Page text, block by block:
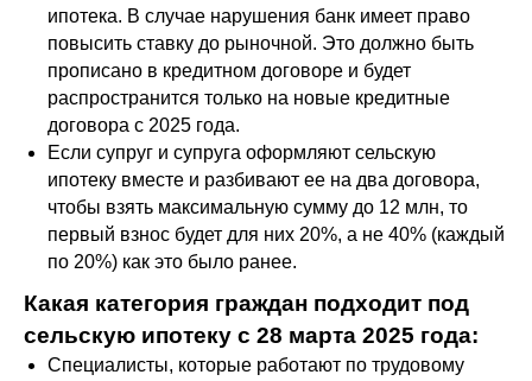
ипотека. В случае нарушения банк имеет право
повысить ставку до рыночной. Это должно быть
прописано в кредитном договоре и будет
распространится только на новые кредитные
договора с 2025 года.
Если супруг и супруга оформляют сельскую
ипотеку вместе и разбивают ее на два договора,
чтобы взять максимальную сумму до 12 млн, то
первый взнос будет для них 20%, а не 40% (каждый
по 20%) как это было ранее.
Какая категория граждан подходит под
сельскую ипотеку с 28 марта 2025 года:
Специалисты, которые работают по трудовому